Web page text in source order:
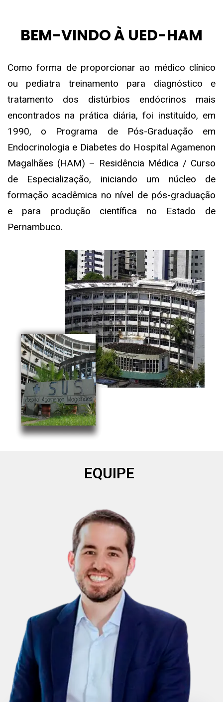
BEM-VINDO À UED-HAM
Como forma de proporcionar ao médico clínico
ou pediatra treinamento para diagnóstico e
tratamento dos distúrbios endócrinos mais
encontrados na prática diária, foi instituído, em
1990, o Programa de Pós-Graduação em
Endocrinologia e Diabetes do Hospital Agamenon
Magalhães (HAM) – Residência Médica / Curso
de Especialização, iniciando um núcleo de
formação acadêmica no nível de pós-graduação
e para produção científica no Estado de
Pernambuco.
EQUIPE